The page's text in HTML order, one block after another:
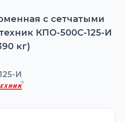
с сетчатыми
КПО-500С-125-И
кг)
И